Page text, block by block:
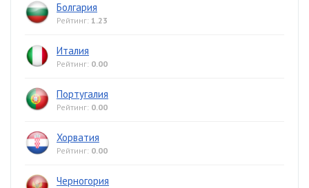
Болгария
Рейтинг: 1.23
Италия
Рейтинг: 0.00
Португалия
Рейтинг: 0.00
Хорватия
Рейтинг: 0.00
Черногория